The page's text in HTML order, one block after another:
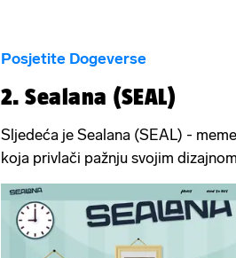
Posjetite Dogeverse
2. Sealana (SEAL)
Sljedeća je Sealana (SEAL) -
koja privlači pažnju svojim